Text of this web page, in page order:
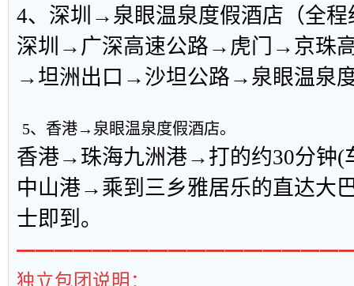
4、深圳→泉眼温泉度假酒店（全程
深圳→广深高速公路→虎门→京珠
→坦洲出口→沙坦公路→泉眼温泉
5、香港→泉眼温泉度假酒店。
香港→珠海九洲港→打的约30分钟(
中山港→乘到三乡雅居乐的直达大
士即到。
独立包团说明：